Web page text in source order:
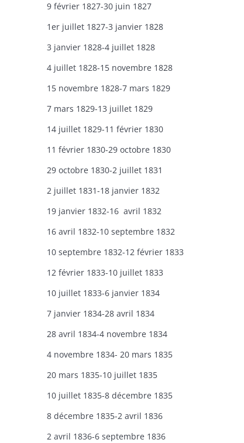
9 février 1827-30 juin 1827
1er juillet 1827-3 janvier 1828
3 janvier 1828-4 juillet 1828
4 juillet 1828-15 novembre 1828
15 novembre 1828-7 mars 1829
7 mars 1829-13 juillet 1829
14 juillet 1829-11 février 1830
11 février 1830-29 octobre 1830
29 octobre 1830-2 juillet 1831
2 juillet 1831-18 janvier 1832
19 janvier 1832-16 avril 1832
16 avril 1832-10 septembre 1832
10 septembre 1832-12 février 1833
12 février 1833-10 juillet 1833
10 juillet 1833-6 janvier 1834
7 janvier 1834-28 avril 1834
28 avril 1834-4 novembre 1834
4 novembre 1834- 20 mars 1835
20 mars 1835-10 juillet 1835
10 juillet 1835-8 décembre 1835
8 décembre 1835-2 avril 1836
2 avril 1836-6 septembre 1836